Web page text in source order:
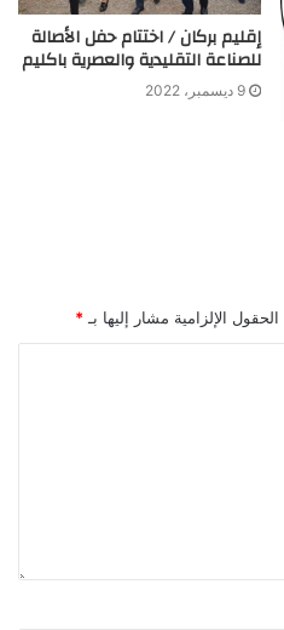
إقليم بركان / اختتام حفل الأصالة
للصناعة التقليدية والعصرية باكليم
9 ديسمبر، 2022
الحقول الإلزامية مشار إليها بـ *